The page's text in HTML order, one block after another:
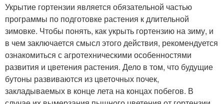
Укрытие гортензии является обязательной частью
программы по подготовке растения к длительной
зимовке. Чтобы понять, как укрыть гортензию на зиму, и
в чем заключается смысл этого действия, рекомендуется
ознакомиться с агротехническими особенностями
развития и цветения растения. Дело в том, что будущие
бутоны развиваются из цветочных почек,
закладываемых в конце лета на концах побегов. В